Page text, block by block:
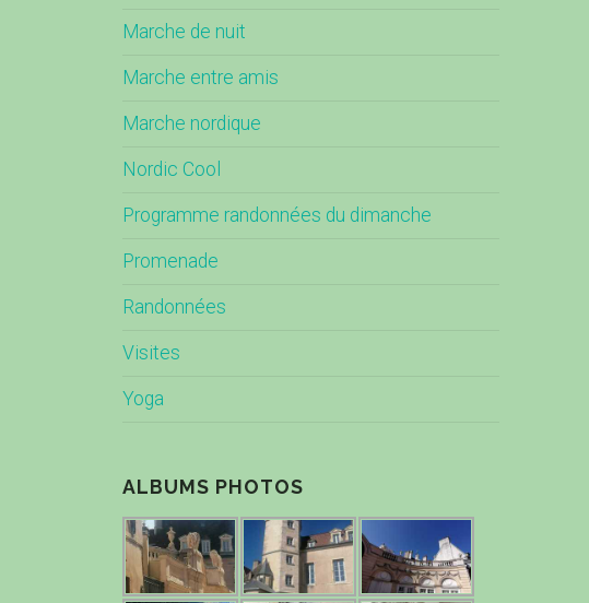
Marche de nuit
Marche entre amis
Marche nordique
Nordic Cool
Programme randonnées du dimanche
Promenade
Randonnées
Visites
Yoga
ALBUMS PHOTOS